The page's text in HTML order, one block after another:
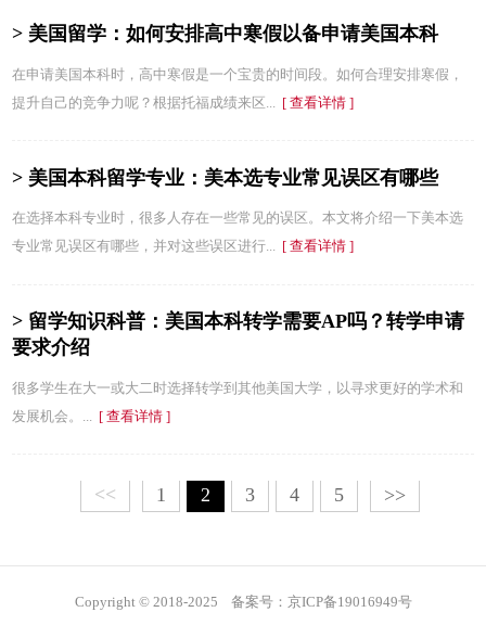
> 美国留学：如何安排高中寒假以备申请美国本科
在申请美国本科时，高中寒假是一个宝贵的时间段。如何合理安排寒假，
提升自己的竞争力呢？根据托福成绩来区... [ 查看详情 ]
> 美国本科留学专业：美本选专业常见误区有哪些
在选择本科专业时，很多人存在一些常见的误区。本文将介绍一下美本选
专业常见误区有哪些，并对这些误区进行... [ 查看详情 ]
> 留学知识科普：美国本科转学需要AP吗？转学申请
要求介绍
很多学生在大一或大二时选择转学到其他美国大学，以寻求更好的学术和
发展机会。... [ 查看详情 ]
<< 1 2 3 4 5 >>
Copyright © 2018-2025 备案号：京ICP备19016949号